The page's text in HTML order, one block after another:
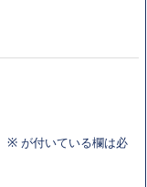
※ が付いている欄は必